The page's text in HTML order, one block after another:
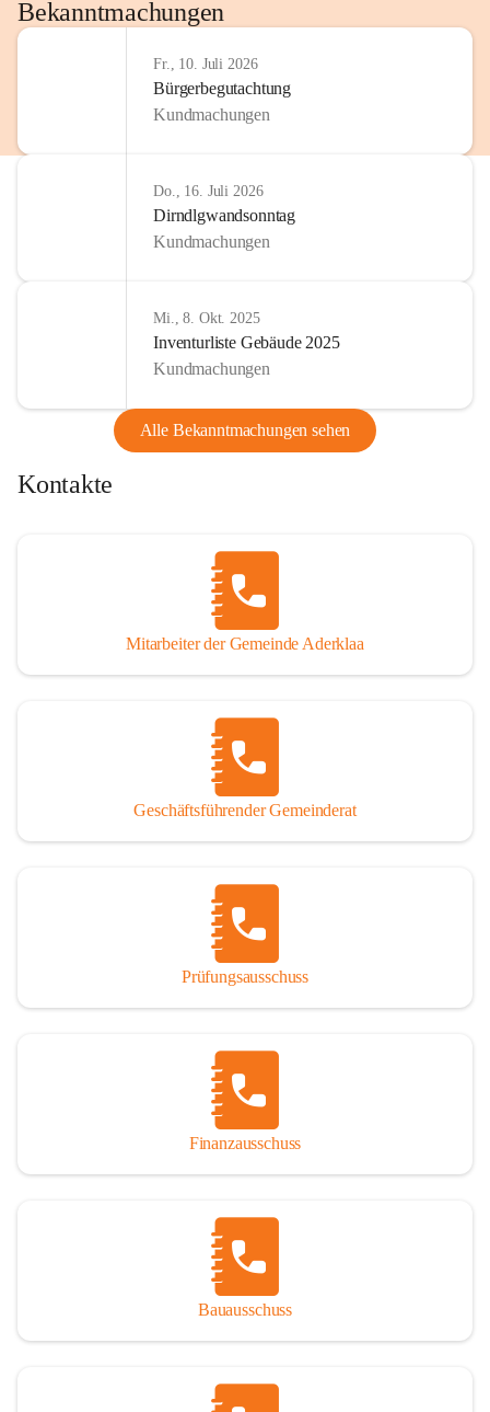
http://www.omv.com
Bekanntmachungen
Fr., 10. Juli 2026
Bürgerbegutachtung
Kundmachungen
Do., 16. Juli 2026
Dirndlgwandsonntag
Kundmachungen
Mi., 8. Okt. 2025
Inventurliste Gebäude 2025
Kundmachungen
Alle Bekanntmachungen sehen
Kontakte
Mitarbeiter der Gemeinde Aderklaa
Geschäftsführender Gemeinderat
Prüfungsausschuss
Finanzausschuss
Bauausschuss